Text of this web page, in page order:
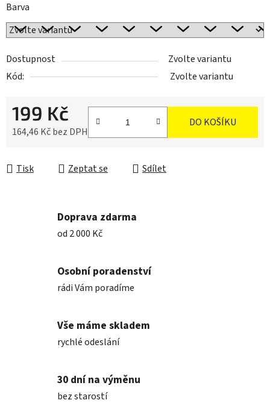
Barva
Dostupnost
Zvolte variantu
Kód:
Zvolte variantu
199 Kč
164,46 Kč bez DPH
DO KOŠÍKU
Tisk Zeptat se Sdílet
Doprava zdarma
od 2 000 Kč
Osobní poradenství
rádi Vám poradíme
Vše máme skladem
rychlé odeslání
30 dní na výměnu
bez starostí